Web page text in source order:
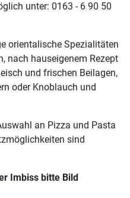
unter: 0163 - 6 90 50
orientalische Spezialitäten
nach hauseigenem Rezept
und frischen Beilagen,
oder Knoblauch und
an Pizza und Pasta
sind
Imbiss bitte Bild